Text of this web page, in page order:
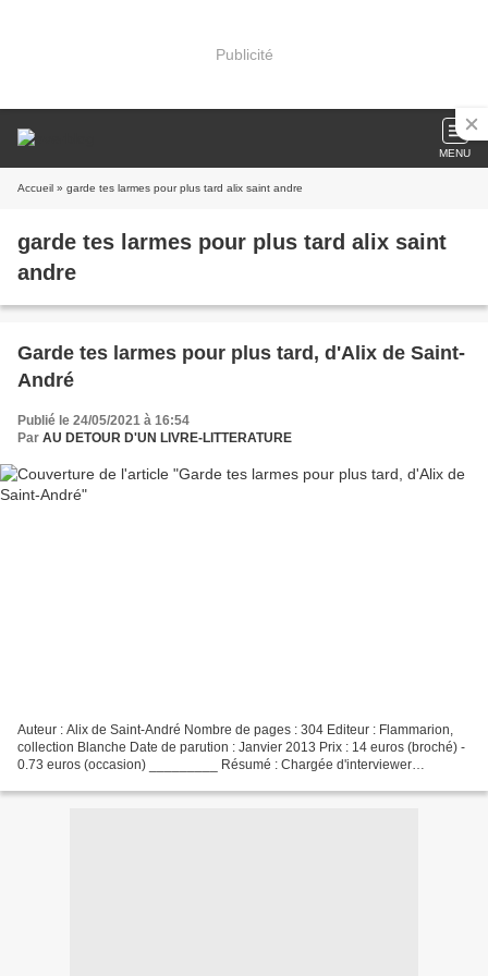
Publicité
MENU
Accueil » garde tes larmes pour plus tard alix saint andre
garde tes larmes pour plus tard alix saint
andre
Garde tes larmes pour plus tard, d'Alix de Saint-
André
Publié le 24/05/2021 à 16:54
Par AU DETOUR D'UN LIVRE-LITTERATURE
Auteur : Alix de Saint-André Nombre de pages : 304 Editeur : Flammarion,
collection Blanche Date de parution : Janvier 2013 Prix : 14 euros (broché) -
0.73 euros (occasion) _________ Résumé : Chargée d'interviewer